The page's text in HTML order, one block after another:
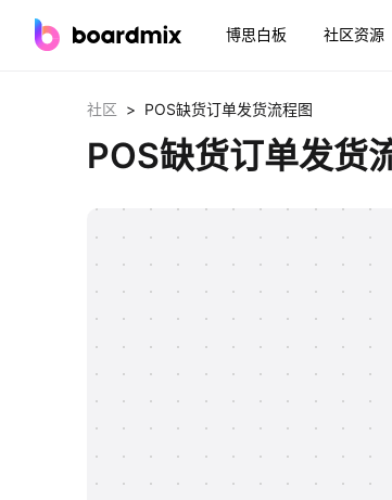
博思白板 社区资源
社区 > POS缺货订单发货流程图
POS缺货订单发货